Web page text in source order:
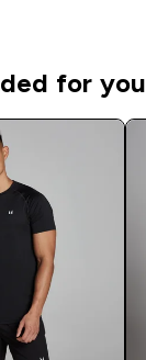
for you